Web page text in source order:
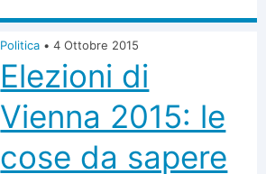
Politica • 4 Ottobre 2015
Elezioni di
Vienna 2015: le
cose da sapere